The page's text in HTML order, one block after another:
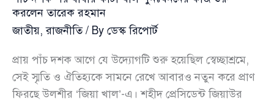
করলেন তারেক রহমান
জাতীয়,রাজনীতি/ By ডেস্ক রিপোর্ট
প্রায় পাঁচ দশক আগে যে উদ্যোগটি শুরু হয়েছিল স্বেচ্ছাশ্রমে,
সেই স্মৃতি ও ঐতিহ্যকে সামনে রেখে আবারও নতুন করে প্রাণ
ফিরছে উলশীর ‘জিয়া খাল’-এ। শহীদ প্রেসিডেন্ট জিয়াউর